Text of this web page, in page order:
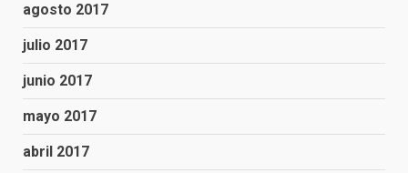
agosto 2017
julio 2017
junio 2017
mayo 2017
abril 2017